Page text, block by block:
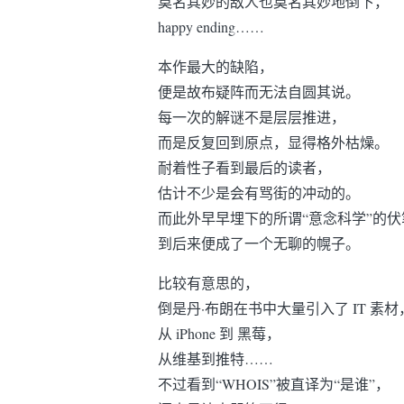
happy ending……
本作最大的缺陷，
便是故布疑阵而无法自圆其说。
每一次的解谜不是层层推进，
而是反复回到原点，显得格外枯燥。
耐着性子看到最后的读者，
估计不少是会有骂街的冲动的。
而此外早早埋下的所谓“意念科学”的
到后来便成了一个无聊的幌子。
比较有意思的，
倒是丹·布朗在书中大量引入了 IT 素材
从 iPhone 到 黑莓，
从维基到推特……
不过看到“WHOIS”被直译为“是谁”，